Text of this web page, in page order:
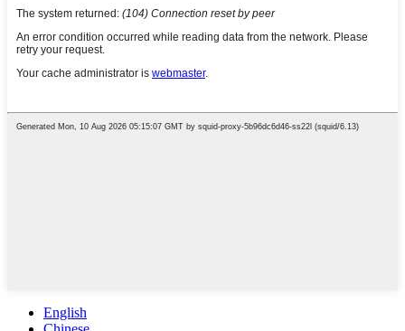
English